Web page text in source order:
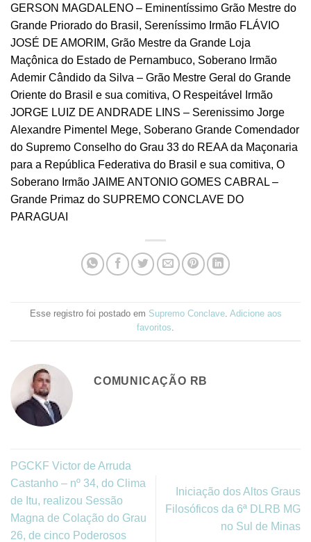
GERSON MAGDALENO – Eminentíssimo Grão Mestre do
Grande Priorado do Brasil, Sereníssimo Irmão FLÁVIO
JOSÉ DE AMORIM, Grão Mestre da Grande Loja
Maçônica do Estado de Pernambuco, Soberano Irmão
Ademir Cândido da Silva – Grão Mestre Geral do Grande
Oriente do Brasil e sua comitiva, O Respeitável Irmão
JORGE LUIZ DE ANDRADE LINS – Serenissimo Jorge
Alexandre Pimentel Mege, Soberano Grande Comendador
do Supremo Conselho do Grau 33 do REAA da Maçonaria
para a República Federativa do Brasil e sua comitiva, O
Soberano Irmão JAIME ANTONIO GOMES CABRAL –
Grande Primaz do SUPREMO CONCLAVE DO
PARAGUAI
Esse registro foi postado em Supremo Conclave. Adicione aos
favoritos.
COMUNICAÇÃO RB
PGCKF Victor de Arruda
Castanho – nº 34, do Clima
de Itu, realizou Sessão
Magna de Colação do Grau
26, de cinco Poderosos
Iniciação dos Altos Graus
Filosóficos da 6ª DLRB MG
no Sul de Minas